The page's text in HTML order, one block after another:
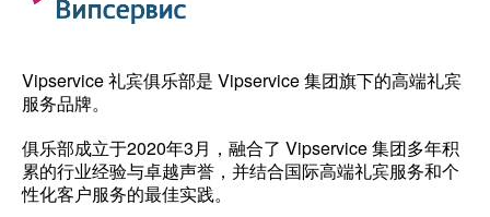
Vipservice 礼宾俱乐部是 Vipservice 集团旗下的高端礼宾
服务品牌。
俱乐部成立于2020年3月，融合了 Vipservice 集团多年积
累的行业经验与卓越声誉，并结合国际高端礼宾服务和个
性化客户服务的最佳实践。